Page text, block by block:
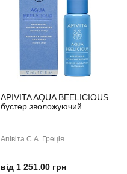
APIVITA AQUA BEELICIOUS
бустер зволожуючий...
Апівіта С.А. Греція
від 1 251.00 грн